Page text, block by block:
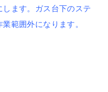
ます。ガス台下のステ
範囲外になります。